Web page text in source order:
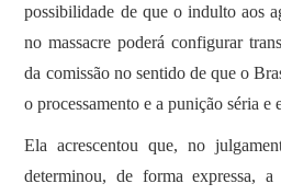
possibilidade de que o indulto aos
no massacre poderá configurar
da comissão no sentido de que o
o processamento e a punição séria e
Ela acrescentou que, no
determinou, de forma expressa,